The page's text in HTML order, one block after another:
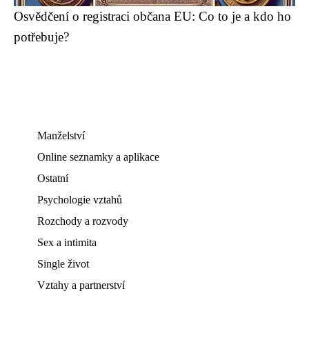
Osvědčení o registraci občana EU: Co to je a kdo ho
potřebuje?
Manželství
Online seznamky a aplikace
Ostatní
Psychologie vztahů
Rozchody a rozvody
Sex a intimita
Single život
Vztahy a partnerství